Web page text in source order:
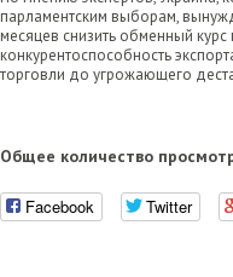
парламентским выборам,
месяцев снизить обменный
конкурентоспособность
торговли до угрожающего
Общее количество
Facebook Twitter